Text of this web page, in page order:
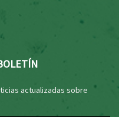
actualizadas sobre